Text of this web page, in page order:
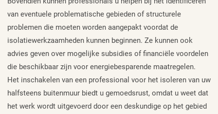
van eventuele problematische gebieden of structurele
problemen die moeten worden aangepakt voordat de
isolatiewerkzaamheden kunnen beginnen. Ze kunnen ook
advies geven over mogelijke subsidies of financiële voordelen
die beschikbaar zijn voor energiebesparende maatregelen.
Het inschakelen van een professional voor het isoleren van uw
halfsteens buitenmuur biedt u gemoedsrust, omdat u weet dat
het werk wordt uitgevoerd door een deskundige op het gebied